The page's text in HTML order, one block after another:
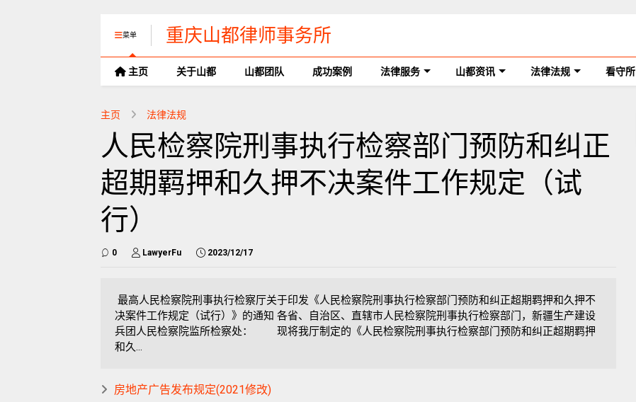
菜单 重庆山都律师事务所
主页 关于山都 山都团队 成功案例 法律服务 山都资讯 法律法规 看守所
主页 法律法规
人民检察院刑事执行检察部门预防和纠正
超期羁押和久押不决案件工作规定（试
行）
0 LawyerFu 2023/12/17
最高人民检察院刑事执行检察厅关于印发《人民检察院刑事执行检察部门预防和纠正超期羁押和久押不
决案件工作规定（试行）》的通知 各省、自治区、直辖市人民检察院刑事执行检察部门，新疆生产建设
兵团人民检察院监所检察处： 现将我厅制定的《人民检察院刑事执行检察部门预防和纠正超期羁押
和久...
房地产广告发布规定(2021修改)